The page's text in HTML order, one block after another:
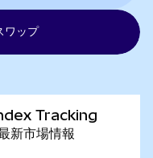
ワップ
Tracking
市場情報